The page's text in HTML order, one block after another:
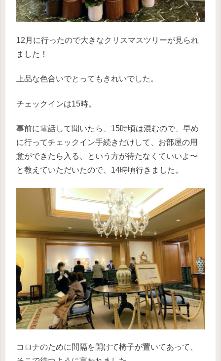
12月に行ったので大きなクリスマスツリーが見られ
ました！
上品な色合いでとってもきれいでした。
チェックインは15時。
事前に電話して聞いたら、15時頃は混むので、早め
に行ってチェックイン手続きだけして、お部屋の用
意ができたら入る、という方が待たなくていいよ〜
と教えていただいたので、14時頃行きました。
コロナのために間隔を開けて椅子が置いてあって、